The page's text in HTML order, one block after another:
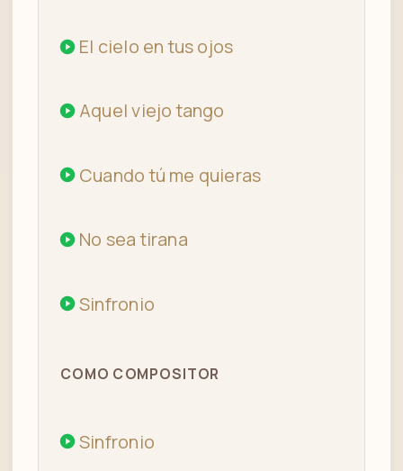
El cielo en tus ojos
Aquel viejo tango
Cuando tú me quieras
No sea tirana
Sinfronio
COMO COMPOSITOR
Sinfronio